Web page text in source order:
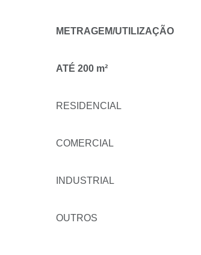
METRAGEM/UTILIZAÇÃO
ATÉ 200 m²
RESIDENCIAL
COMERCIAL
INDUSTRIAL
OUTROS